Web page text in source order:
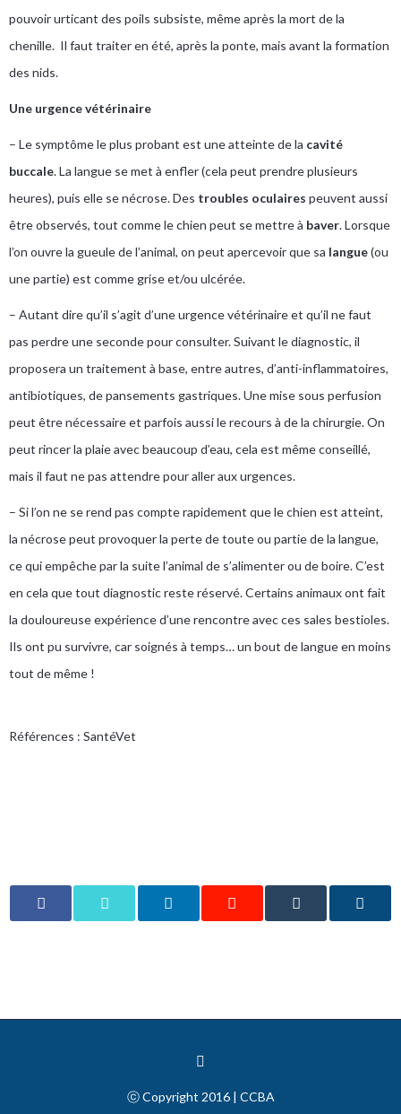
pouvoir urticant des poils subsiste, même après la mort de la
chenille. Il faut traiter en été, après la ponte, mais avant la formation
des nids.
Une urgence vétérinaire
– Le symptôme le plus probant est une atteinte de la cavité
buccale. La langue se met à enfler (cela peut prendre plusieurs
heures), puis elle se nécrose. Des troubles oculaires peuvent aussi
être observés, tout comme le chien peut se mettre à baver. Lorsque
l’on ouvre la gueule de l’animal, on peut apercevoir que sa langue(ou
une partie) est comme grise et/ou ulcérée.
– Autant dire qu’il s’agit d’une urgence vétérinaire et qu’il ne faut
pas perdre une seconde pour consulter. Suivant le diagnostic, il
proposera un traitement à base, entre autres, d’anti-inflammatoires,
antibiotiques, de pansements gastriques. Une mise sous perfusion
peut être nécessaire et parfois aussi le recours à de la chirurgie. On
peut rincer la plaie avec beaucoup d’eau, cela est même conseillé,
mais il faut ne pas attendre pour aller aux urgences.
– Si l’on ne se rend pas compte rapidement que le chien est atteint,
la nécrose peut provoquer la perte de toute ou partie de la langue,
ce qui empêche par la suite l’animal de s’alimenter ou de boire. C’est
en cela que tout diagnostic reste réservé. Certains animaux ont fait
la douloureuse expérience d’une rencontre avec ces sales bestioles.
Ils ont pu survivre, car soignés à temps… un bout de langue en moins
tout de même !
Références : SantéVet
ⓒ Copyright 2016 | CCBA